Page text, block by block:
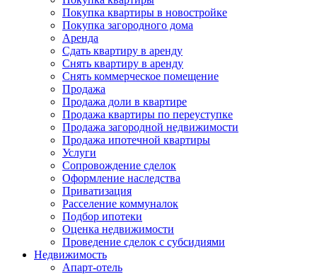
Покупка квартиры в новостройке
Покупка загородного дома
Аренда
Сдать квартиру в аренду
Снять квартиру в аренду
Cнять коммерческое помещение
Продажа
Продажа доли в квартире
Продажа квартиры по переуступке
Продажа загородной недвижимости
Продажа ипотечной квартиры
Услуги
Сопровождение сделок
Оформление наследства
Приватизация
Расселение коммуналок
Подбор ипотеки
Оценка недвижимости
Проведение сделок с субсидиями
Недвижимость
Апарт-отель